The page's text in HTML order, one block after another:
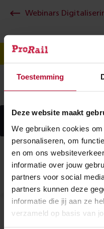
Toestemming
Deze website maakt
We gebruiken cookies
personaliseren, om
en om ons
informatie over jouw
partners voor social
partners kunnen deze
informatie die jij aan ze
verzameld op basis van
Webinars
Webinar #10:
Geef toestemming
video